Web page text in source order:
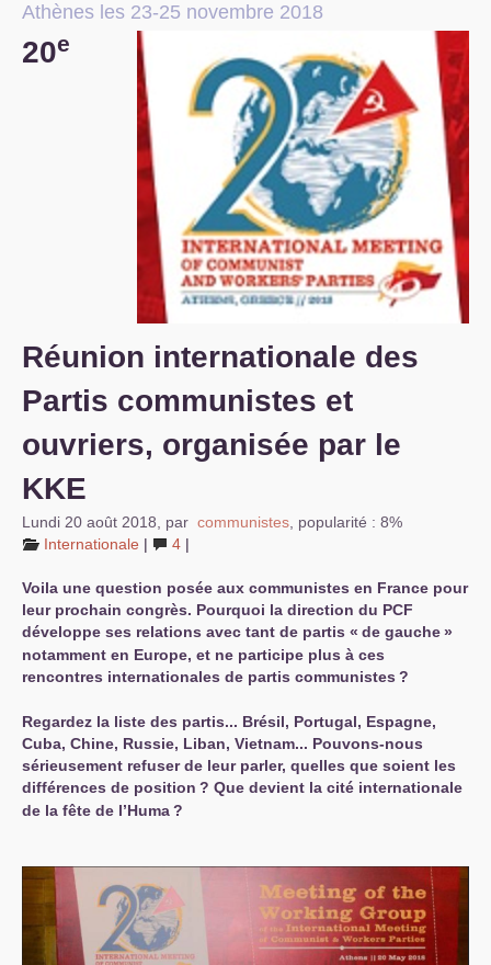
Athènes les 23-25 novembre 2018
20e
Réunion internationale des
Partis communistes et
ouvriers, organisée par le
KKE
Lundi 20 août 2018 par communistes popularité : 8%
Internationale | 4 |
Voila une question posée aux communistes en France pour
leur prochain congrès. Pourquoi la direction du PCF
développe ses relations avec tant de partis « de gauche»
notamment en Europe, et ne participe plus à ces
rencontres internationales de partis communistes ?
Regardez la liste des partis... Brésil, Portugal, Espagne,
Cuba, Chine, Russie, Liban, Vietnam... Pouvons-nous
sérieusement refuser de leur parler, quelles que soient les
différences de position ? Que devient la cité internationale
de la fête de l’Huma?